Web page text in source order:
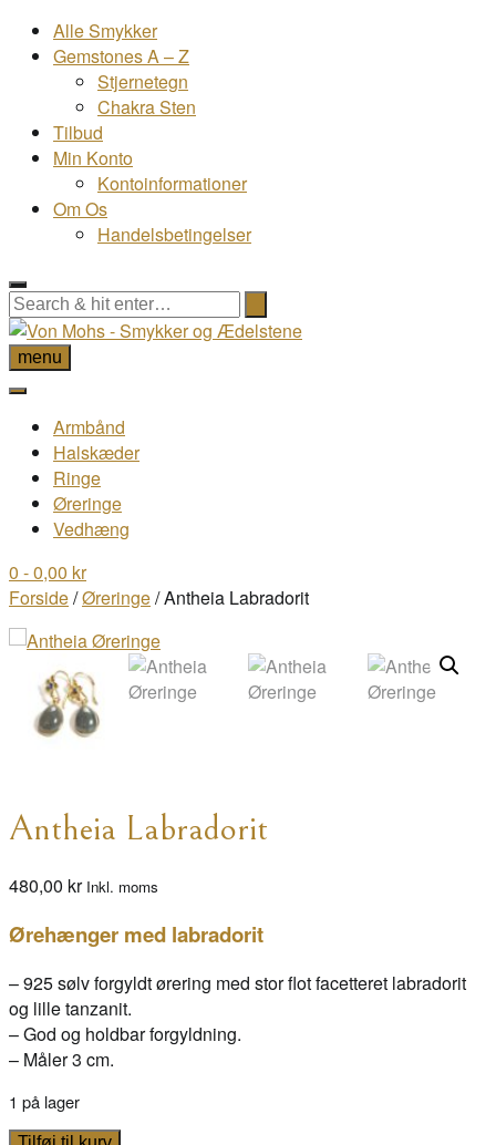
Alle Smykker
Gemstones A – Z
Stjernetegn
Chakra Sten
Tilbud
Min Konto
Kontoinformationer
Om Os
Handelsbetingelser
menu
Armbånd
Halskæder
Ringe
Øreringe
Vedhæng
0 - 0,00 kr
Forside/Øreringe/ Antheia Labradorit
Antheia Labradorit
480,00 kr Inkl. moms
Ørehænger med labradorit
– 925 sølv forgyldt ørering med stor flot facetteret labradorit
og lille tanzanit.
– God og holdbar forgyldning.
– Måler 3 cm.
1 på lager